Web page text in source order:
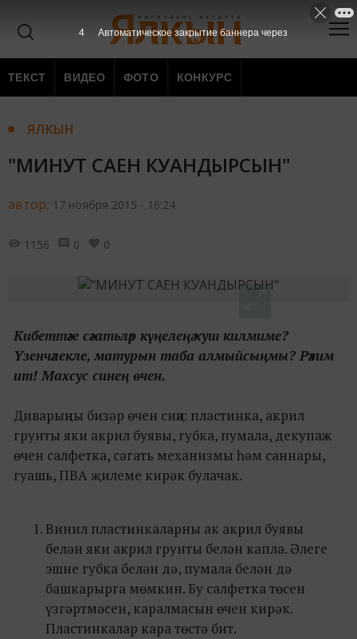
ТЕКСТ ВИДЕО ФОТО КОНКУРС
ЯЛКЫН
"МИНУТ САЕН КУАНДЫРСЫН"
автор, 17 ноября 2015 - 16:24
1156 0 0
Кибеттәге сәгатьләр күңелеңә хуш килмиме?
Үзенчәлекле, матурын таба алмыйсыңмы? Рәхим
ит! Махсус синең өчен.
Диварыңны бизәр өчен сиңа: пластинка, акрил
грунты яки акрил буявы, губка, пумала, декупаж
өчен салфетка, сәгать механизмы һәм саннары,
гуашь, ПВА җилеме кирәк булачак.
Винил пластинкаларны ак акрил буявы
белән яки акрил грунты белән капла. Әлеге
эшне губка белән дә, пумала белән дә
башкарырга мөмкин. Бу салфетка төсен
үзгәртмәсен, каралмасын өчен кирәк.
Пластинкалар кара төстә бит.
3 Автоматическое закрытие баннера через